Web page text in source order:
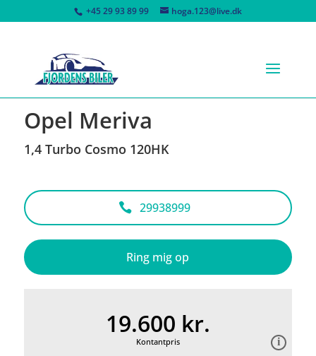
+45 29 93 89 99 hoga.123@live.dk
Tilbage til søgeresultat
Opel Meriva
1,4 Turbo Cosmo 120HK
29938999
Ring mig op
19.600 kr.
Kontantpris